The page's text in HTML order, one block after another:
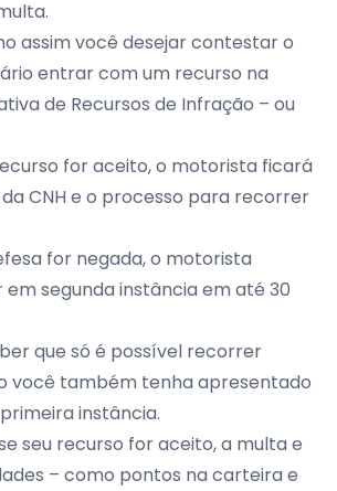
assim você desejar contestar o
entrar com um recurso na
de Recursos de Infração – ou
for aceito, o motorista ficará
CNH e o processo para recorrer
for negada, o motorista
segunda instância em até 30
que só é possível recorrer
você também tenha apresentado
instância.
seu recurso for aceito, a multa e
– como pontos na carteira e